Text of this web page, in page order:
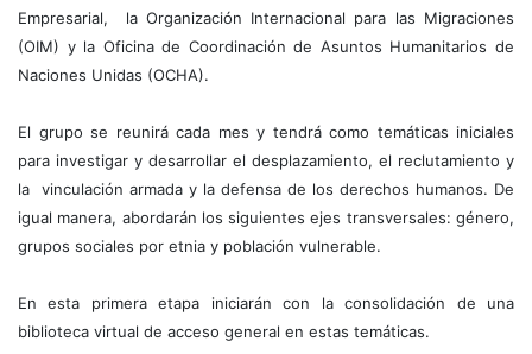
Empresarial, la Organización Internacional para las Migraciones
(OIM) y la Oficina de Coordinación de Asuntos Humanitarios de
Naciones Unidas (OCHA).
El grupo se reunirá cada mes y tendrá como temáticas iniciales
para investigar y desarrollar el desplazamiento, el reclutamiento y
la vinculación armada y la defensa de los derechos humanos. De
igual manera, abordarán los siguientes ejes transversales: género,
grupos sociales por etnia y población vulnerable.
En esta primera etapa iniciarán con la consolidación de una
biblioteca virtual de acceso general en estas temáticas.